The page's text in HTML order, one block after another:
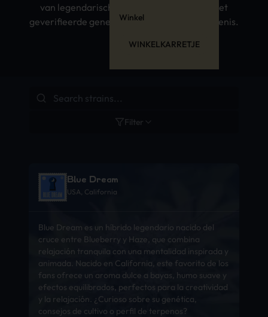
Winkel
WINKELKARRETJE
van legendarische cannabissoorten, elk met
geverifieerde genetica en een rijke geschiedenis.
Filter
Blue Dream
USA, California
Blue Dream es un híbrido legendario nacido del
cruce entre Blueberry y Haze, que combina
relajación tranquila con una mentalidad inspirada y
animada. Nacido en California, este favorito de los
fans ofrece un aroma dulce a bayas, humo suave y
efectos equilibrados, perfectos para la creatividad
y la relajación. ¿Curioso sobre su genética,
consejos de cultivo o perfil de terpenos?